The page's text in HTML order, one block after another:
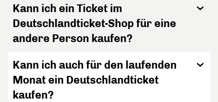
Kann ich ein Ticket im
Deutschlandticket-Shop für eine
andere Person kaufen?
Kann ich auch für den laufenden
Monat ein Deutschlandticket
kaufen?